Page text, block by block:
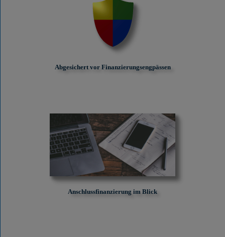
Abgesichert vor Finanzierungs­engpässen
Anschlussfinanzierung im Blick